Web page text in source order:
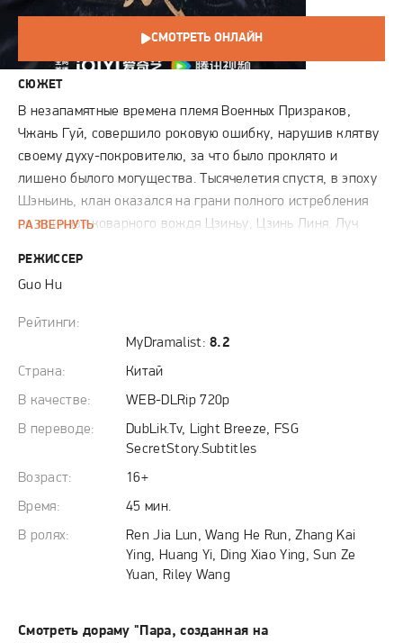
СМОТРЕТЬ ОНЛАЙН
СЮЖЕТ
В незапамятные времена племя Военных Призраков,
Чжань Гуй, совершило роковую ошибку, нарушив клятву
своему духу-покровителю, за что было проклято и
лишено былого могущества. Тысячелетия спустя, в эпоху
Шэньинь, клан оказался на грани полного истребления
по приказу коварного вождя Цзиньу, Цзинь Линя. Луч
переплелась с судьбой Синь Мэй, ничем не
примечательной ученицы из секты Тяньюань, в
результате чего между ними возникла уникальная
друга, предначертано сообща пройти шесть смертельных
испытаний. Исход этого полного опасностей пути
определит не только их собственную судьбу, но и
возможность возрождения древнего рода, а также
восстановления баланса, нарушенного тысячелетия
откроет дверь к искуплению прошлого и обретению
утраченной силы.
РАЗВЕРНУТЬ
РЕЖИССЕР
Guo Hu
Рейтинги:
MyDramalist:8.2
Страна:
Китай
В качестве:
WEB-DLRip 720p
В переводе:
DubLik.Tv, Light Breeze, FSG
SecretStory.Subtitles
Возраст:
16+
Время:
45 мин.
В ролях:
Ren Jia Lun, Wang He Run, Zhang Kai
Ying, Huang Yi, Ding Xiao Ying, Sun Ze
Yuan, Riley Wang
Смотреть дораму "Пара, созданная на